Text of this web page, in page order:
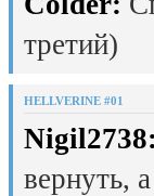
третий)
HELLVERINE #01
Nigil2738:
вернуть,